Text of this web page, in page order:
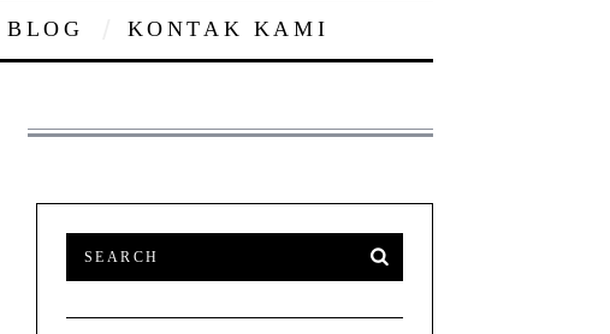
BLOG KONTAK KAMI